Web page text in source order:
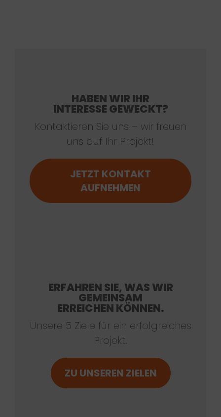
HABEN WIR IHR
INTERESSE GEWECKT?
Kontaktieren Sie uns – wir freuen
uns auf Ihr Projekt!
JETZT KONTAKT
AUFNEHMEN
ERFAHREN SIE, WAS WIR
GEMEINSAM
ERREICHEN KÖNNEN.
Unsere 5 Ziele für ein erfolgreiches
Projekt.
ZU UNSEREN ZIELEN